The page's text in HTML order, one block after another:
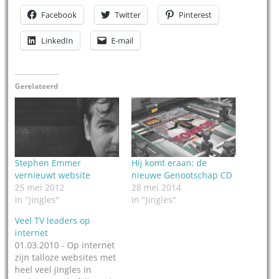
Facebook Twitter Pinterest
LinkedIn E-mail
Gerelateerd
Stephen Emmer
vernieuwt website
25 mei 2012
In "Jingles"
Hij komt eraan: de
nieuwe Genootschap CD
28 mei 2014
In "Jingles"
Veel TV leaders op
internet
01.03.2010 - Op internet
zijn talloze websites met
heel veel jingles in